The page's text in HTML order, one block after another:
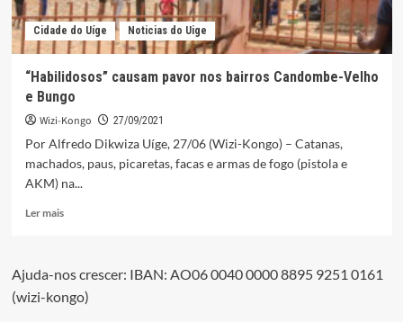
Cidade do Uíge Noticias do Uige
“Habilidosos” causam pavor nos bairros Candombe-Velho
e Bungo
Wizi-Kongo 27/09/2021
Por Alfredo Dikwiza Uíge, 27/06 (Wizi-Kongo) – Catanas,
machados, paus, picaretas, facas e armas de fogo (pistola e
AKM) na...
Ler maisLeia
causam
pavor
Ajuda-nos crescer: IBAN: AO06 0040 0000 8895 9251 0161
(wizi-kongo)